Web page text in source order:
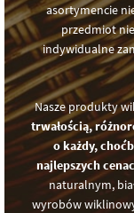
asortymencie
przedmiot
indywidualne
Nasze produkty
trwałością,
o każdy,
najlepszych
naturalnym,
wyrobów